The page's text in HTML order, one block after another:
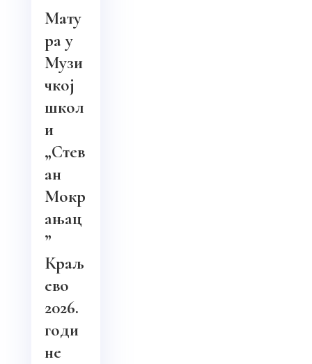
Мату
ра у
Музи
чкој
школ
и
„Стев
ан
Мокр
ањац
”
Краљ
ево
2026.
годи
не